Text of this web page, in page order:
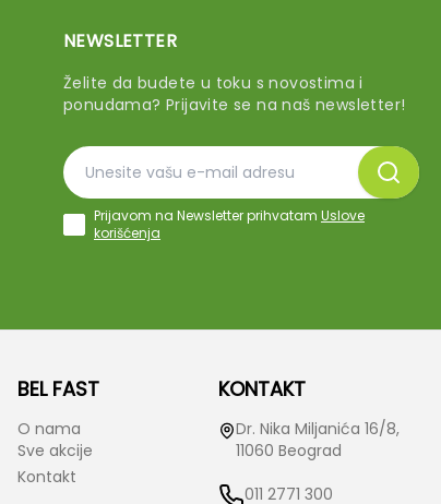
NEWSLETTER
Želite da budete u toku s novostima i
ponudama? Prijavite se na naš newsletter!
Prijavom na Newsletter prihvatam Uslove
korišćenja
BEL FAST
O nama
Sve akcije
Kontakt
KONTAKT
Dr. Nika Miljanića 16/8,
11060 Beograd
011 2771 300